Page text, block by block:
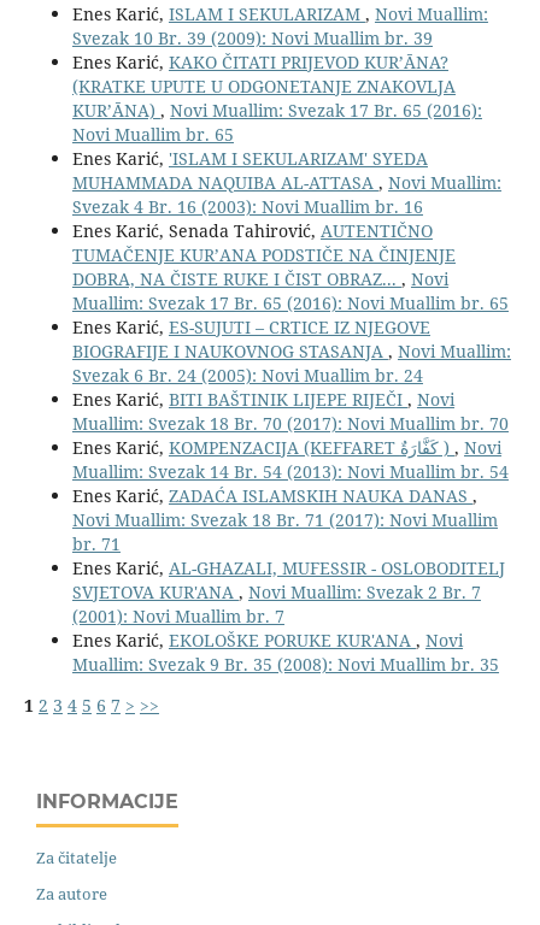
Enes Karić, ISLAM I SEKULARIZAM , Novi Muallim:
Svezak 10 Br. 39 (2009): Novi Muallim br. 39
Enes Karić, KAKO ČITATI PRIJEVOD KUR’ĀNA?
(KRATKE UPUTE U ODGONETANJE ZNAKOVLJA
KUR’ĀNA) , Novi Muallim: Svezak 17 Br. 65 (2016):
Novi Muallim br. 65
Enes Karić, 'ISLAM I SEKULARIZAM' SYEDA
MUHAMMADA NAQUIBA AL-ATTASA , Novi Muallim:
Svezak 4 Br. 16 (2003): Novi Muallim br. 16
Enes Karić, Senada Tahirović, AUTENTIČNO
TUMAČENJE KUR’ANA PODSTIČE NA ČINJENJE
DOBRA, NA ČISTE RUKE I ČIST OBRAZ... , Novi
Muallim: Svezak 17 Br. 65 (2016): Novi Muallim br. 65
Enes Karić, ES-SUJUTI – CRTICE IZ NJEGOVE
BIOGRAFIJE I NAUKOVNOG STASANJA , Novi Muallim:
Svezak 6 Br. 24 (2005): Novi Muallim br. 24
Enes Karić, BITI BAŠTINIK LIJEPE RIJEČI , Novi
Muallim: Svezak 18 Br. 70 (2017): Novi Muallim br. 70
Enes Karić,
KOMPENZACIJA (KEFFARET كَفَّارَةٌ ) , Novi
Muallim: Svezak 14 Br. 54 (2013): Novi Muallim br. 54
Enes Karić, ZADAĆA ISLAMSKIH NAUKA DANAS ,
Novi Muallim: Svezak 18 Br. 71 (2017): Novi Muallim
br. 71
Enes Karić, AL-GHAZALI, MUFESSIR - OSLOBODITELJ
SVJETOVA KUR'ANA , Novi Muallim: Svezak 2 Br. 7
(2001): Novi Muallim br. 7
Enes Karić, EKOLOŠKE PORUKE KUR'ANA , Novi
Muallim: Svezak 9 Br. 35 (2008): Novi Muallim br. 35
1 2 3 4 5 6 7 > >>
INFORMACIJE
Za čitatelje
Za autore